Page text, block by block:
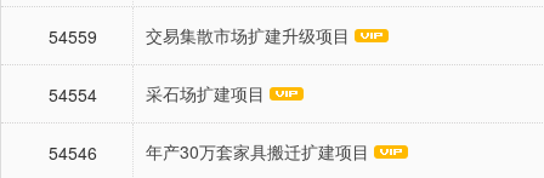
54559 交易集散市场扩建升级项目
54554 采石场扩建项目
54546 年产30万套家具搬迁扩建项目